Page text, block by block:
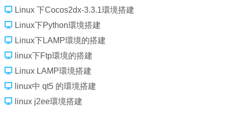
Linux 下Cocos2dx-3.3.1環境搭建
Linux下Python環境搭建
Linux下LAMP環境的搭建
linux下Ftp環境的搭建
Linux LAMP環境搭建
linux中 qt5 的環境搭建
linux j2ee環境搭建